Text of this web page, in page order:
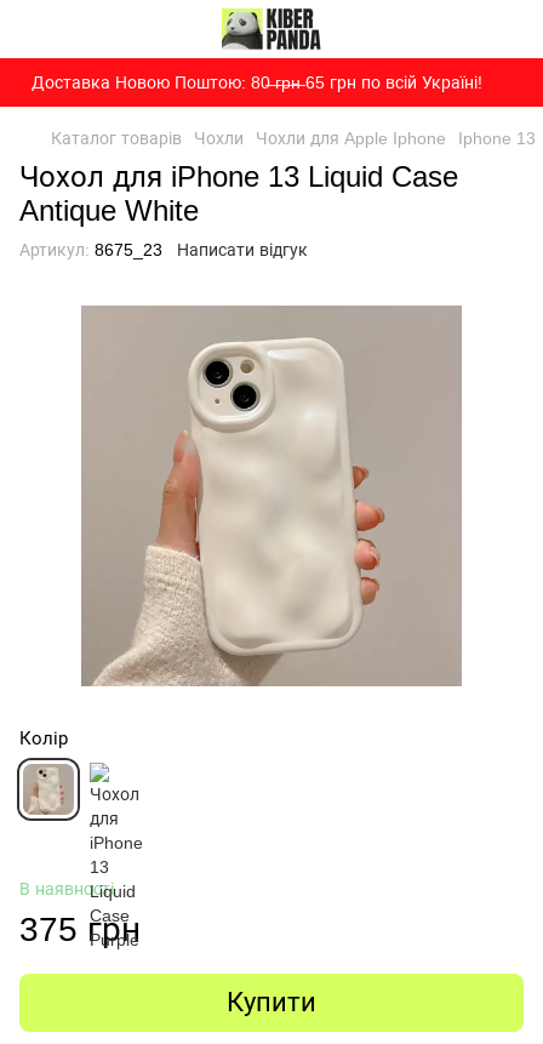
Доставка Новою Поштою: 80̶ ̶г̶р̶н̶ 65 грн по всій Україні!
Каталог товарів Чохли Чохли для Apple Iphone Iphone 13
Чохол для iPhone 13 Liquid Case
Antique White
Артикул: 8675_23 Написати відгук
Колір
В наявності
375 грн
Купити